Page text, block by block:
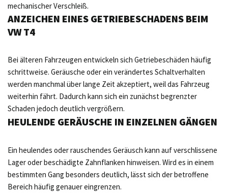
mechanischer Verschleiß.
ANZEICHEN EINES GETRIEBESCHADENS BEIM
VW T4
Bei älteren Fahrzeugen entwickeln sich Getriebeschäden häufig
schrittweise. Geräusche oder ein verändertes Schaltverhalten
werden manchmal über lange Zeit akzeptiert, weil das Fahrzeug
weiterhin fährt. Dadurch kann sich ein zunächst begrenzter
Schaden jedoch deutlich vergrößern.
HEULENDE GERÄUSCHE IN EINZELNEN GÄNGEN
Ein heulendes oder rauschendes Geräusch kann auf verschlissene
Lager oder beschädigte Zahnflanken hinweisen. Wird es in einem
bestimmten Gang besonders deutlich, lässt sich der betroffene
Bereich häufig genauer eingrenzen.